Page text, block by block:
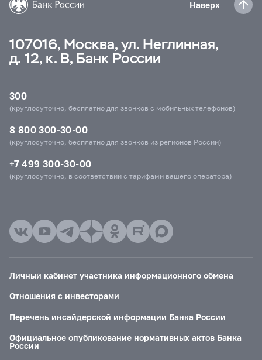
Наверх
107016, Москва, ул. Неглинная,
д. 12, к. В, Банк России
300
(круглосуточно, бесплатно для звонков с мобильных телефонов)
8 800 300-30-00
(круглосуточно, бесплатно для звонков из регионов России)
+7 499 300-30-00
(круглосуточно, в соответствии с тарифами вашего оператора)
Личный кабинет участника информационного обмена
Отношения с инвесторами
Перечень инсайдерской информации Банка России
Официальное опубликование нормативных актов Банка
России